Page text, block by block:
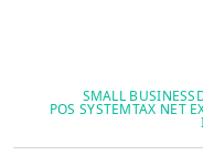
SMALL BUSINESS
TAX NET
POS SYSTEM